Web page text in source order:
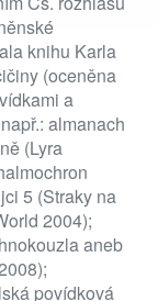
knihu Karla
(oceněna
a
almanach
(Lyra
5 (Straky na
2004);
aneb
povídková